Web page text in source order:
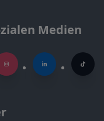
Medien